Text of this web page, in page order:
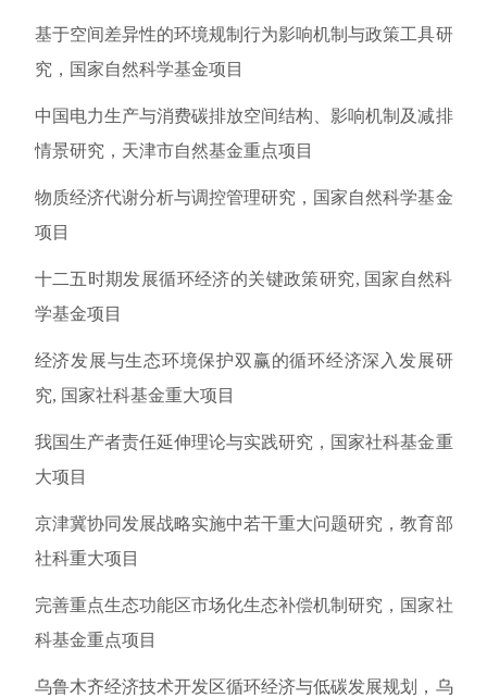
基于空间差异性的环境规制行为影响机制与政策工具研
究，国家自然科学基金项目
中国电力生产与消费碳排放空间结构、影响机制及减排
情景研究，天津市自然基金重点项目
物质经济代谢分析与调控管理研究，国家自然科学基金
项目
十二五时期发展循环经济的关键政策研究, 国家自然科
学基金项目
经济发展与生态环境保护双赢的循环经济深入发展研
究, 国家社科基金重大项目
我国生产者责任延伸理论与实践研究，国家社科基金重
大项目
京津冀协同发展战略实施中若干重大问题研究，教育部
社科重大项目
完善重点生态功能区市场化生态补偿机制研究，国家社
科基金重点项目
乌鲁木齐经济技术开发区循环经济与低碳发展规划，乌